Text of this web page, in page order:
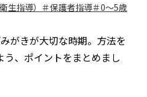
生指導） ＃保護者指導＃0～5歳
がきが大切な時期。方法を
、ポイントをまとめまし